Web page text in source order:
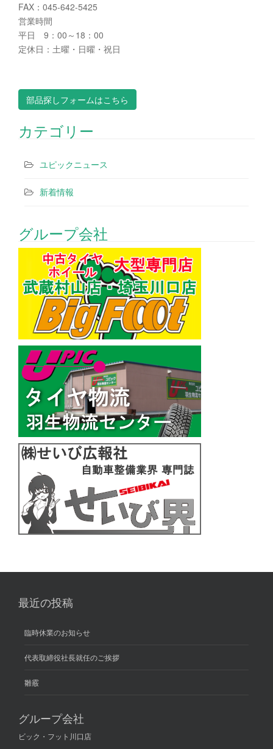
FAX：045-642-5425
営業時間
平日 9：00～18：00
定休日：土曜・日曜・祝日
部品探しフォームはこちら
カテゴリー
ユピックニュース
新着情報
グループ会社
最近の投稿
臨時休業のお知らせ
代表取締役社長就任のご挨拶
雛霰
グループ会社
ビック・フット川口店